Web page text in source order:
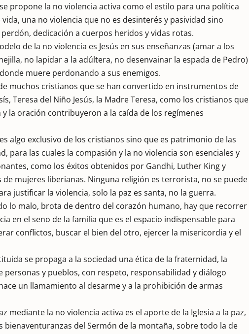
propone la no violencia activa como el estilo para una política
una no violencia que no es desinterés y pasividad sino
dedicación a cuerpos heridos y vidas rotas.
de la no violencia es Jesús en sus enseñanzas (amar a los
no lapidar a la adúltera, no desenvainar la espada de Pedro)
muere perdonando a sus enemigos.
muchos cristianos que se han convertido en instrumentos de
Teresa del Niño Jesús, la Madre Teresa, como los cristianos que
la oración contribuyeron a la caída de los regímenes
algo exclusivo de los cristianos sino que es patrimonio de las
para las cuales la compasión y la no violencia son esenciales y
como los éxitos obtenidos por Gandhi, Luther King y
de mujeres liberianas. Ninguna religión es terrorista, no se puede
justificar la violencia, solo la paz es santa, no la guerra.
lo malo, brota de dentro del corazón humano, hay que recorrer
en el seno de la familia que es el espacio indispensable para
conflictos, buscar el bien del otro, ejercer la misericordia y el
se propaga a la sociedad una ética de la fraternidad, la
personas y pueblos, con respeto, responsabilidad y diálogo
un llamamiento al desarme y a la prohibición de armas
mediante la no violencia activa es el aporte de la Iglesia a la paz,
bienaventuranzas del Sermón de la montaña, sobre todo la de